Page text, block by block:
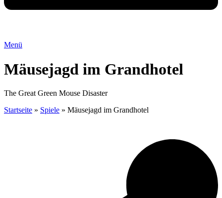
Menü
Mäusejagd im Grandhotel
The Great Green Mouse Disaster
Startseite » Spiele » Mäusejagd im Grandhotel